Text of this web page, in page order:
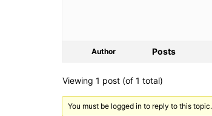
Author Posts
Viewing 1 post (of 1 total)
You must be logged in to reply to this topic.